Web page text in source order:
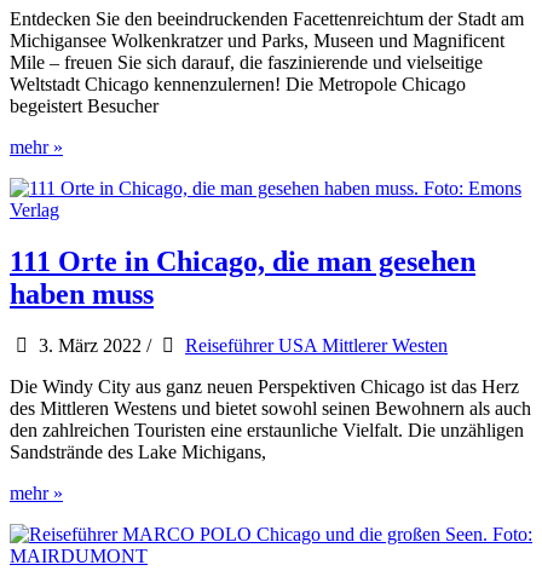
Routenreiseführer
Entdecken Sie den beeindruckenden Facettenreichtum der Stadt am
Michigansee Wolkenkratzer und Parks, Museen und Magnificent
Mile – freuen Sie sich darauf, die faszinierende und vielseitige
Weltstadt Chicago kennenzulernen! Die Metropole Chicago
begeistert Besucher
Reiseführer
à-
Vis
mehr »
111 Orte in Chicago, die man gesehen
haben muss
3. März 2022 /
Reiseführer USA Mittlerer Westen
Die Windy City aus ganz neuen Perspektiven Chicago ist das Herz
des Mittleren Westens und bietet sowohl seinen Bewohnern als auch
den zahlreichen Touristen eine erstaunliche Vielfalt. Die unzähligen
Sandstrände des Lake Michigans,
111
in
Chicago,
mehr »